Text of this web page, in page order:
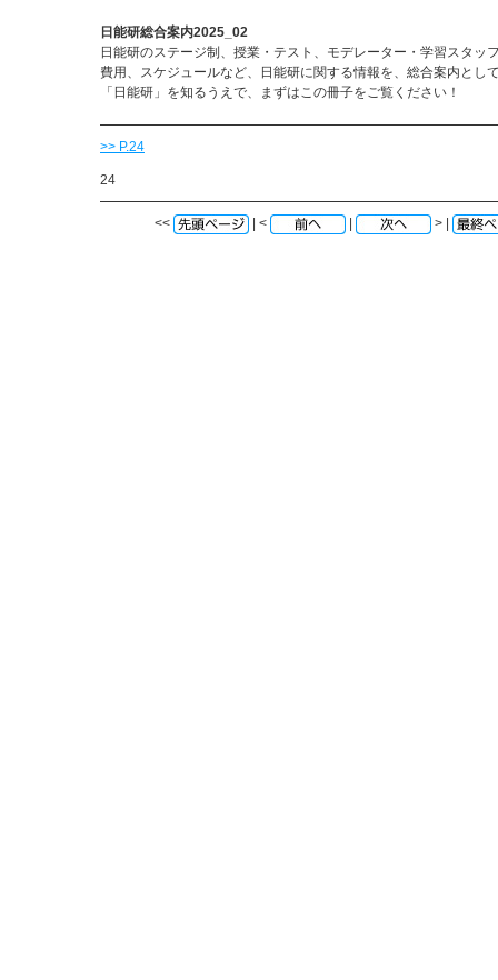
日能研総合案内2025_02
日能研のステージ制、授業・テスト、モデレーター・学習スタッ
費用、スケジュールなど、日能研に関する情報を、総合案内とし
「日能研」を知るうえで、まずはこの冊子をご覧ください！
>> P.24
24
<< | < > |